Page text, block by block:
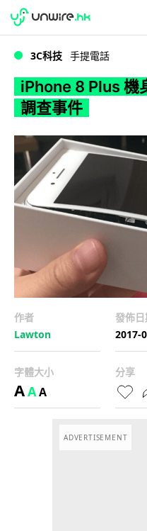
WWDC 2026
3C科技 手提電話
iPhone 8 Plus
調查事件
作者
Lawton
發佈日
2017-
字體大小
AAA
分享
ADVERTISEMENT